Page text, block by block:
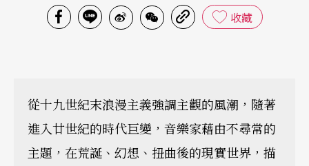
收藏
從十九世紀末浪漫主義強調主觀的風潮，隨著
進入廿世紀的時代巨變，音樂家藉由不尋常的
主題，在荒誕、幻想、扭曲後的現實世界，描